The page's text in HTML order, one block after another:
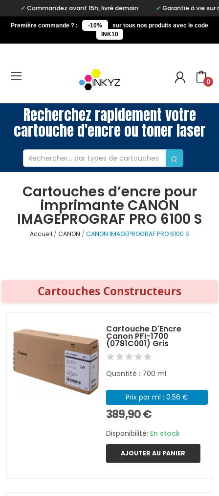
Commandez avant 15h, livré demain. Garantie à vie sur notre
Première commande ? : -10%
sur tous nos produits avec le code
INK10
0
Recherchez rapidement votre
cartouche d'encre ou toner laser
Cartouches d’encre pour
imprimante CANON
IMAGEPROGRAF PRO 6100 S
Accueil CANON CANON IMAGEPROGRAF PRO 6100 S
Cartouches Constructeurs
Cartouche D'Encre
Canon PFI-1700
(0781C001) Gris
Quantité : 700 ml
Prix par ml : 0.56 €
389,90 €
Disponibilité: En stock
AJOUTER AU PANIER